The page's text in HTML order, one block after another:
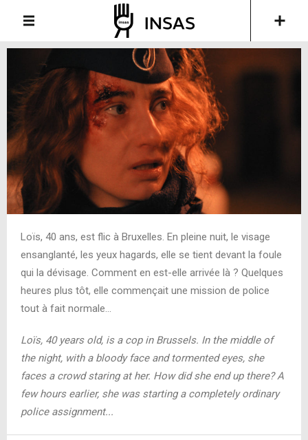
Loïs, 40 ans, est flic à Bruxelles. En pleine nuit, le visage
ensanglanté, les yeux hagards, elle se tient devant la foule
qui la dévisage. Comment en est-elle arrivée là ? Quelques
heures plus tôt, elle commençait une mission de police
tout à fait normale…
Loïs, 40 years old, is a cop in Brussels. In the middle of
the night, with a bloody face and tormented eyes, she
faces a crowd staring at her. How did she end up there? A
few hours earlier, she was starting a completely ordinary
police assignment...